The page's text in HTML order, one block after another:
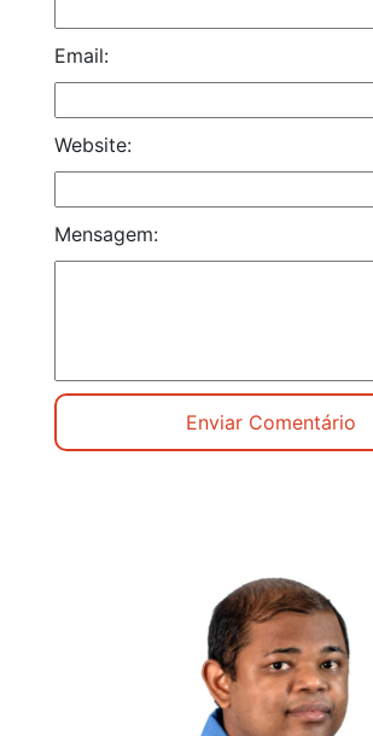
Email:
Website:
Mensagem: